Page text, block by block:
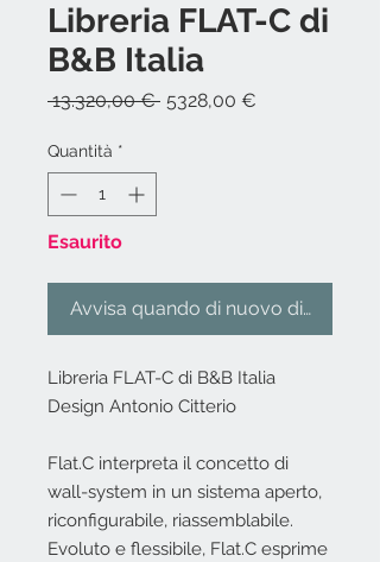
Libreria FLAT-C di
B&B Italia
13.320,00 € Prezzo
5328,00 €
Quantità *
Esaurito
Avvisa quando di nuovo disponibile
Libreria FLAT-C di B&B Italia
Design Antonio Citterio
Flat.C interpreta il concetto di
wall-system in un sistema aperto,
riconfigurabile, riassemblabile.
Evoluto e flessibile, Flat.C esprime